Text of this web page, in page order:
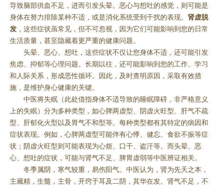
导致脑部供血不足，进而引发头晕。恶心与想吐的感觉，则可能是
身体在努力排除某种不适，或是消化系统受到干扰的表现。 肾虚脱
发 ，这些症状虽常见，但不可忽视，因为它们可能影响到您的日常
生活质量，甚至隐藏着更严重的健康问题。
头晕、恶心、想吐，这些症状不仅让您身体不适，还可能引发
焦虑、抑郁等心理问题。长期以往，还可能影响到您的工作、学习
和人际关系，形成恶性循环。因此，及时查明原因，采取有效措
施，是维护身心健康的关键。
中医将失眠（此处借指身体不适导致的睡眠障碍，非严格意义
上的失眠）分为多种类型，如心脾两虚型、阴虚火旺型、肝气不疏
型、肝郁化火型以及胃气不和型等。每种类型都有其特定的病因和
症状表现。例如，心脾两虚型可能伴有心悸、健忘、食欲不振等症
状；阴虚火旺型则可能表现为心烦、口干、盗汗等。而头晕、恶
心、想吐的症状，可能与肾气不足、脾胃虚弱等中医辨证相关。
冬季属阴，寒气较重，易伤阳气。中医认为，肾为先天之本，
主藏精，生髓，主骨，开窍于耳及二阴，其华在发。肾气不足，不